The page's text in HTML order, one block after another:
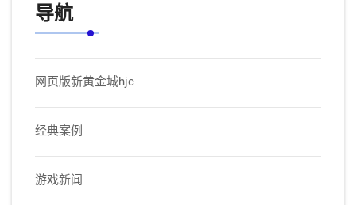
导航
网页版新黄金城hjc
经典案例
游戏新闻